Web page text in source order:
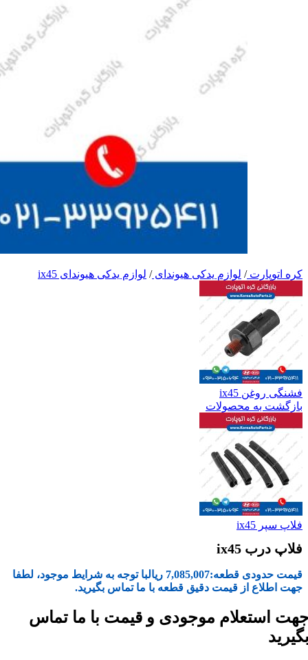
کره اتوپارت/ لوازم یدکی هیوندای/ لوازم یدکی هیوندای ix45
فشنگی روغن ix45
بازگشت به محصولات
فلاپ سپر ix45
فلاپ درب ix45
قیمت حدودی قطعه:7,085,007 ریالبا توجه به شرایط موجود، لطفا
جهت اطلاع از قیمت دقیق قطعه با ما تماس بگیرید.
استعلام موجودی و قیمت با ما تماس